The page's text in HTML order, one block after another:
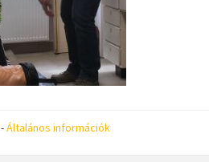
-Általános információk